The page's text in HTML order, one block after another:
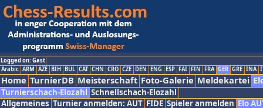
Logged on: Gast
Arabic ARM AZE BIH BUL CAT CHN CRO CZE DEN ENG ESP FAI FIN FRA GER GRE INA
Home TurnierDB Meisterschaft Foto-Galerie Meldekartei
Turnierschach-Elozahl Schnellschach-Elozahl
Allgemeines Turnier anmelden: AUT FIDE Spieler anmelden Elo